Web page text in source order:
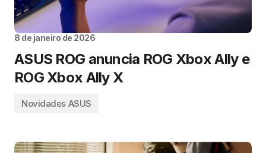
8 de janeiro de 2026
ASUS ROG anuncia ROG Xbox Ally e
ROG Xbox Ally X
Novidades ASUS